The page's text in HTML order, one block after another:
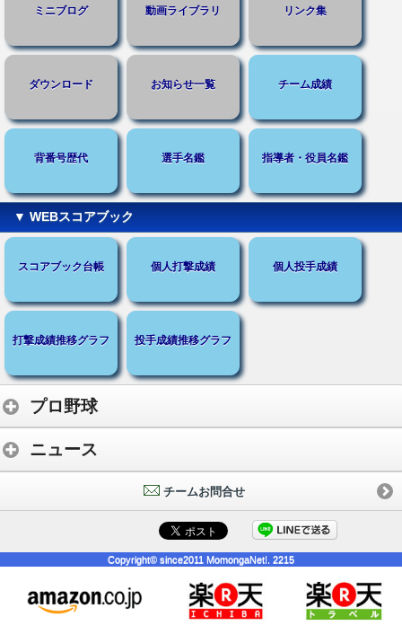
ミニブログ 動画ライブラリ リンク集
ダウンロード お知らせ一覧 チーム成績
背番号歴代 選手名鑑 指導者・役員名鑑
▼ WEBスコアブック
スコアブック台帳 個人打撃成績 個人投手成績
打撃成績推移グラフ 投手成績推移グラフ
プロ野球
ニュース
チームお問合せ
Copyright© since2011 MomongaNet!. 2215